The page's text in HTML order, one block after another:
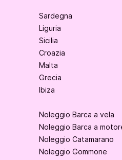
Sardegna
Liguria
Sicilia
Croazia
Malta
Grecia
Ibiza
Noleggio Barca a vela
Noleggio Barca a
Noleggio Catamarano
Noleggio Gommone